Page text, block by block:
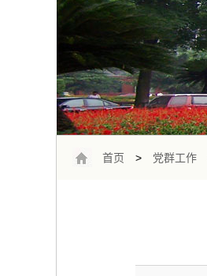
首页 > 党群工作